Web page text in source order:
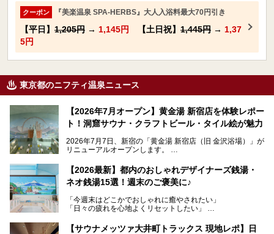
クーポン 『美楽温泉 SPA-HERBS』大人入浴料最大70円引き
【平日】 1,205円 → 1,145円 【土日祝】 1,445円 → 1,37
5円
東京都のニフティ温泉ニュース
【2026年7月オープン】黄金湯 新宿店を体験レポー
ト！洞窟サウナ・クラフトビール・タイル絵が魅力
2026年7月7日、新宿の「黄金湯 新宿店（旧 金沢浴場）」が
リニューアルオープンします。
レトロでノスタルジックなタイル絵はそのまま、昔からここ
を知る地元の人にも、新しく足を運んでくれる人にも愛され
る、今の時代の"銭湯"として生まれ変わりました。洞窟のよ
ビアバーなど、新しく登場したスポットも併せて紹介しま
す。充実した設備があるのに、基本の入浴料が銭湯価格の5
【2026最新】都内のおしゃれデザイナーズ銭湯・
ネオ銭湯15選！週末のご褒美に♪
「今週末はどこかでおしゃれに癒やされたい」
「日々の疲れを心地よくリセットしたい」
となっている新しいスタイルの銭湯です。
【サウナメッツァ大井町トラックス 現地レポ】日